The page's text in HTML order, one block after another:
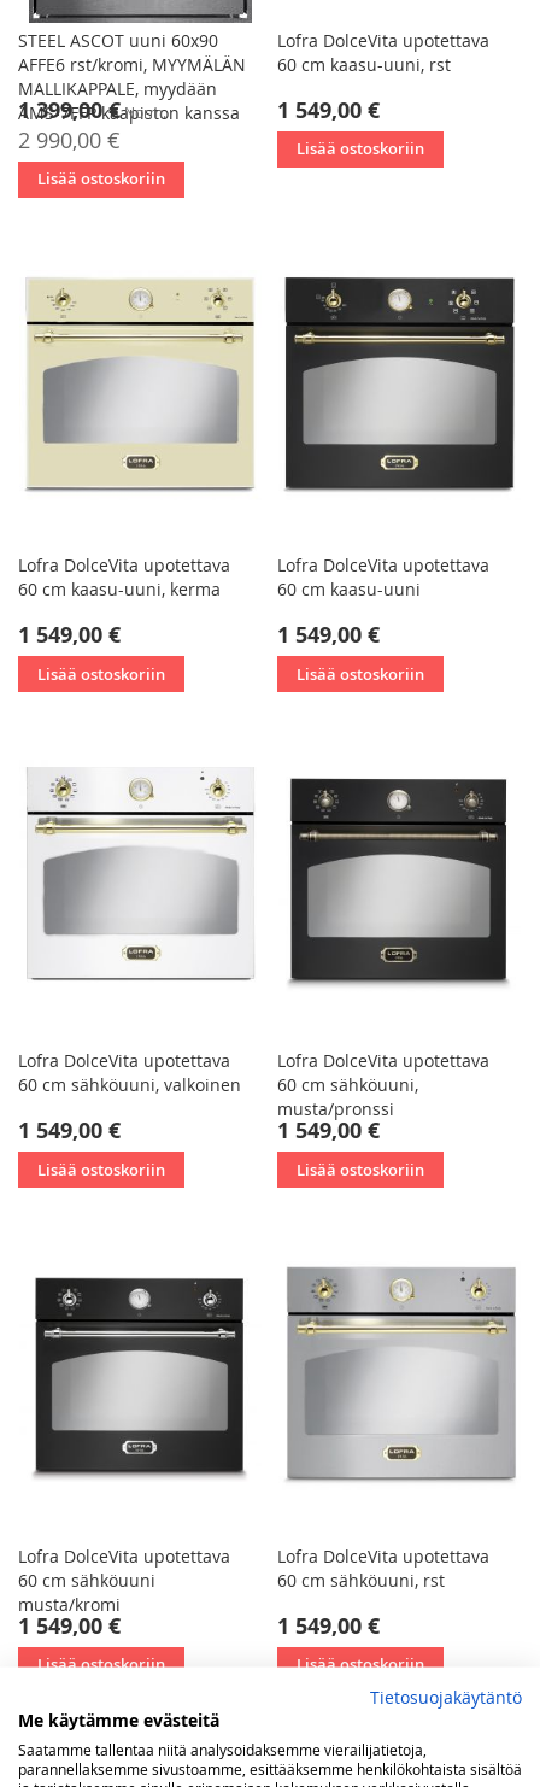
STEEL ASCOT uuni 60x90
AFFE6 rst/kromi, MYYMÄLÄN
MALLIKAPPALE, myydään
AMS-7FFP kaapiston kanssa
Tarjoushinta
1 399,00 €Norm.
2 990,00 €
Lisää ostoskoriin
Lofra DolceVita upotettava
60 cm kaasu-uuni, rst
1 549,00 €
Lisää ostoskoriin
Lofra DolceVita upotettava
60 cm kaasu-uuni, kerma
1 549,00 €
Lisää ostoskoriin
Lofra DolceVita upotettava
60 cm kaasu-uuni
1 549,00 €
Lisää ostoskoriin
Lofra DolceVita upotettava
60 cm sähköuuni, valkoinen
1 549,00 €
Lisää ostoskoriin
Lofra DolceVita upotettava
60 cm sähköuuni,
musta/pronssi
1 549,00 €
Lisää ostoskoriin
Lofra DolceVita upotettava
60 cm sähköuuni
musta/kromi
1 549,00 €
Lisää ostoskoriin
Lofra DolceVita upotettava
60 cm sähköuuni, rst
1 549,00 €
Lisää ostoskoriin
Tietosuojakäytäntö
Me käytämme evästeitä
Saatamme tallentaa niitä analysoidaksemme vierailijatietoja,
parannellaksemme sivustoamme, esittääksemme henkilökohtaista sisältöä